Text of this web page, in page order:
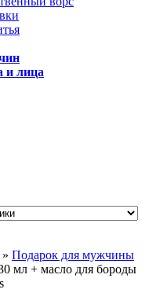
и лица
» Подарок для мужчины
мл + масло для бороды